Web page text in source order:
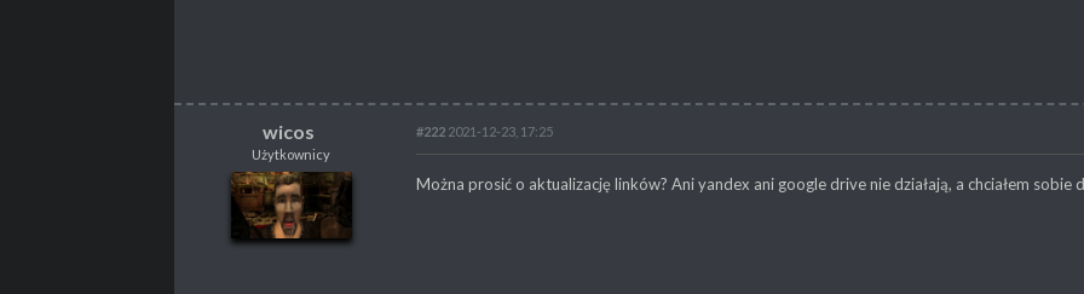
wicos
wicos
Użytkownicy
Użytkownicy
#222 2021-12-23, 17:25
Można prosić o aktualizację linków? Ani yandex ani google drive nie działają, a chciałem sobie